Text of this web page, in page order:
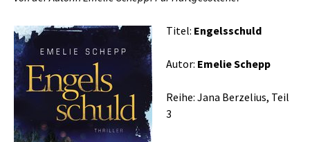
Titel: Engelsschuld
Autor: Emelie Schepp
Reihe: Jana Berzelius, Teil
3